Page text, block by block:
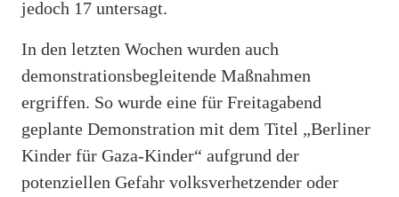
jedoch 17 untersagt.
In den letzten Wochen wurden auch
demonstrationsbegleitende Maßnahmen
ergriffen. So wurde eine für Freitagabend
geplante Demonstration mit dem Titel „Berliner
Kinder für Gaza-Kinder“ aufgrund der
potenziellen Gefahr volksverhetzender oder